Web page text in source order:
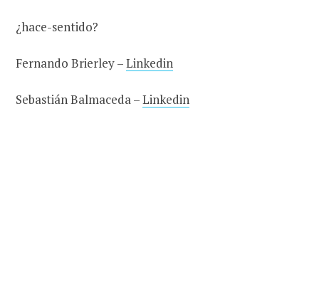
¿hace-sentido?
Fernando Brierley –Linkedin
Sebastián Balmaceda –Linkedin